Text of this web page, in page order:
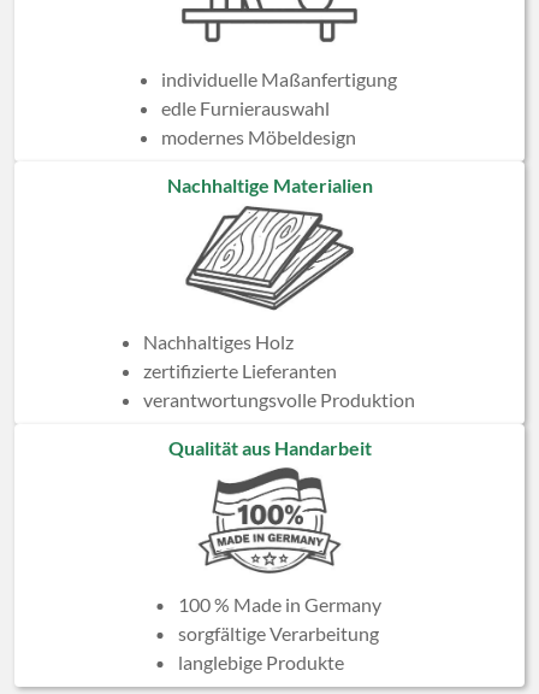
individuelle Maßanfertigung
edle Furnierauswahl
modernes Möbeldesign
Nachhaltige Materialien
Nachhaltiges Holz
zertifizierte Lieferanten
verantwortungsvolle Produktion
Qualität aus Handarbeit
100 % Made in Germany
sorgfältige Verarbeitung
langlebige Produkte